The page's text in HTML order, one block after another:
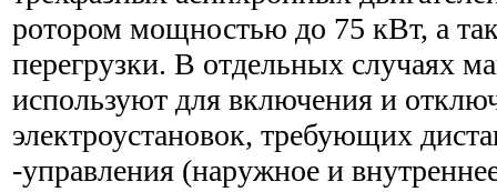
ротором мощностью до 75 кВт, а
перегрузки. В отдельных случаях
используют для включения и
электроустановок, требующих
-управления (наружное и